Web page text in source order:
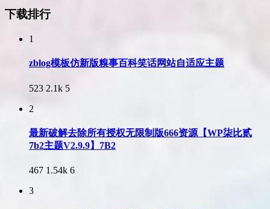
下载排行
1
zblog模板仿新版糗事百科笑话网站自适应主题
523 2.1k 5
2
最新破解去除所有授权无限制版666资源【WP柒比贰
7b2主题V2.9.9】7B2
467 1.54k 6
3